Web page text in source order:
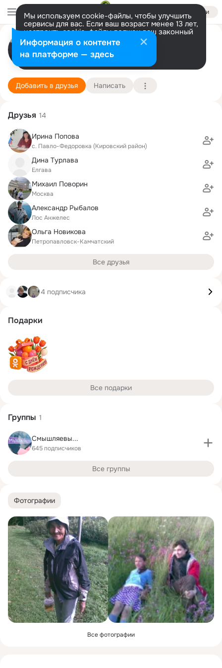
Войти
Мы используем cookie-файлы, чтобы улучшить
сервисы для вас. Если ваш возраст менее 13 лет,
настроить cookie-файлы должен ваш законный
представитель. Больше информации
Разрешить все Настроить
Виктория Смышляева
Рига 14 мая (66 лет)
Подробнее
Добавить в друзья Написать
Фотографии
Все фотографии
Друзья 14
Ирина Попова
с. Павло-Федоровка (Кировский район)
Дина Турлава
Елгава
Михаил Поворин
Москва
Александр Рыбалов
Лос Анжелес
Ольга Новикова
Петропавловск-Камчатский
Все друзья
4 подписчика
Подарки
Все подарки
Группы 1
Смышляевы...
645 подписчиков
Все группы
Информация о контенте
на платформе — здесь